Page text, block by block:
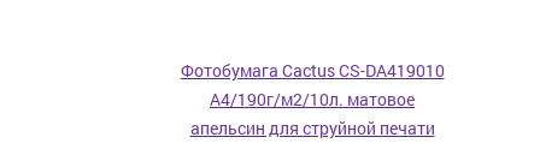
Фотобумага Cactus CS-DA419010
A4/190г/м2/10л. матовое
апельсин для струйной печати